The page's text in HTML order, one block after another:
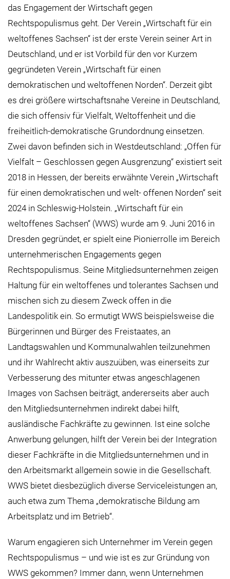
das Engagement der Wirtschaft gegen
Rechtspopulismus geht. Der Verein „Wirtschaft für ein
weltoffenes Sachsen“ ist der erste Verein seiner Art in
Deutschland, und er ist Vorbild für den vor Kurzem
gegründeten Verein „Wirtschaft für einen
demokratischen und weltoffenen Norden“. Derzeit gibt
es drei größere wirtschaftsnahe Vereine in Deutschland,
die sich offensiv für Vielfalt, Weltoffenheit und die
freiheitlich-demokratische Grundordnung einsetzen.
Zwei davon befinden sich in Westdeutschland: „Offen für
Vielfalt – Geschlossen gegen Ausgrenzung“ existiert seit
2018 in Hessen, der bereits erwähnte Verein „Wirtschaft
für einen demokratischen und welt- offenen Norden“ seit
2024 in Schleswig-Holstein. „Wirtschaft für ein
weltoffenes Sachsen“ (WWS) wurde am 9. Juni 2016 in
Dresden gegründet, er spielt eine Pionierrolle im Bereich
unternehmerischen Engagements gegen
Rechtspopulismus. Seine Mitgliedsunternehmen zeigen
Haltung für ein weltoffenes und tolerantes Sachsen und
mischen sich zu diesem Zweck offen in die
Landespolitik ein. So ermutigt WWS beispielsweise die
Bürgerinnen und Bürger des Freistaates, an
Landtagswahlen und Kommunalwahlen teilzunehmen
und ihr Wahlrecht aktiv auszuüben, was einerseits zur
Verbesserung des mitunter etwas angeschlagenen
Images von Sachsen beiträgt, andererseits aber auch
den Mitgliedsunternehmen indirekt dabei hilft,
ausländische Fachkräfte zu gewinnen. Ist eine solche
Anwerbung gelungen, hilft der Verein bei der Integration
dieser Fachkräfte in die Mitgliedsunternehmen und in
den Arbeitsmarkt allgemein sowie in die Gesellschaft.
WWS bietet diesbezüglich diverse Serviceleistungen an,
auch etwa zum Thema „demokratische Bildung am
Arbeitsplatz und im Betrieb“.
Warum engagieren sich Unternehmer im Verein gegen
Rechtspopulismus – und wie ist es zur Gründung von
WWS gekommen? Immer dann, wenn Unternehmen